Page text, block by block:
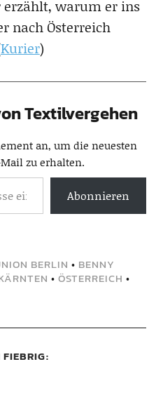
erzählt, warum er ins
nach Österreich
Kurier)
Textilvergehen
an, um die neuesten
zu erhalten.
Abonnieren
BERLIN • BENNY
• ÖSTERREICH •